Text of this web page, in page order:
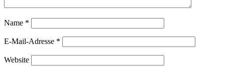
Name *
E-Mail-Adresse *
Website